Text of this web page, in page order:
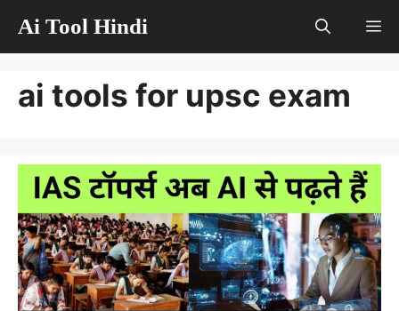
Ai Tool Hindi
ai tools for upsc exam